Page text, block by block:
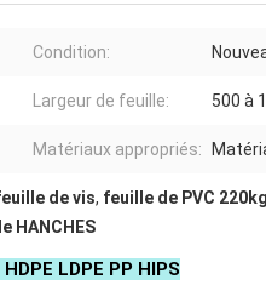
Condition:
Largeur de feuille: 500 à
Matériaux appropriés:
de vis, feuille de PVC
HANCHES
LDPE PP HIPS